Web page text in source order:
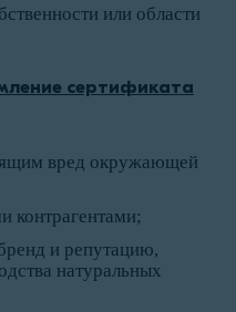
или области
сертификата
вред окружающей
контрагентами;
и репутацию,
натуральных